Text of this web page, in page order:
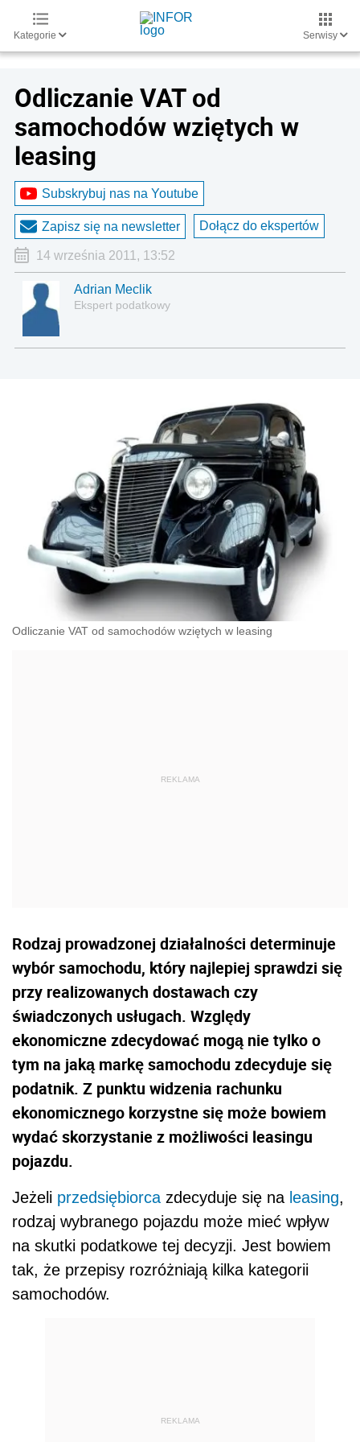
Kategorie Serwisy
Odliczanie VAT od
samochodów wziętych w
leasing
Subskrybuj nas na Youtube
Zapisz się na newsletter Dołącz do ekspertów
14 września 2011, 13:52
Adrian Meclik
Ekspert podatkowy
Odliczanie VAT od samochodów wziętych w leasing
Rodzaj prowadzonej działalności determinuje
wybór samochodu, który najlepiej sprawdzi się
przy realizowanych dostawach czy
świadczonych usługach. Względy
ekonomiczne zdecydować mogą nie tylko o
tym na jaką markę samochodu zdecyduje się
podatnik. Z punktu widzenia rachunku
ekonomicznego korzystne się może bowiem
wydać skorzystanie z możliwości leasingu
pojazdu.
Jeżeli przedsiębiorca zdecyduje się na leasing,
rodzaj wybranego pojazdu może mieć wpływ
na skutki podatkowe tej decyzji. Jest bowiem
tak, że przepisy rozróżniają kilka kategorii
samochodów.
REKLAMA